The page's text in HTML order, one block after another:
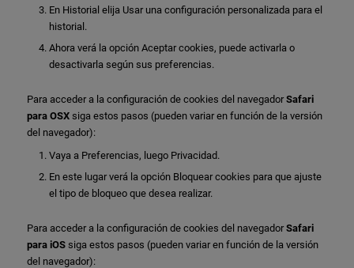
En Historial elija Usar una configuración personalizada para el
historial.
Ahora verá la opción Aceptar cookies, puede activarla o
desactivarla según sus preferencias.
Para acceder a la configuración de cookies del navegadorSafari
para OSXsiga estos pasos (pueden variar en función de la versión
del navegador):
Vaya a Preferencias, luego Privacidad.
En este lugar verá la opción Bloquear cookies para que ajuste
el tipo de bloqueo que desea realizar.
Para acceder a la configuración de cookies del navegadorSafari
para iOSsiga estos pasos (pueden variar en función de la versión
del navegador):